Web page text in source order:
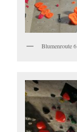
Blumenroute 6